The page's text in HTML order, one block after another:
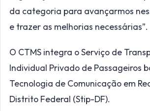
da categoria para avançarmos
e trazer as melhorias necessárias”.
O CTMS integra o Serviço de
Individual Privado de Passageiros
Tecnologia de Comunicação em
Distrito Federal (Stip-DF).